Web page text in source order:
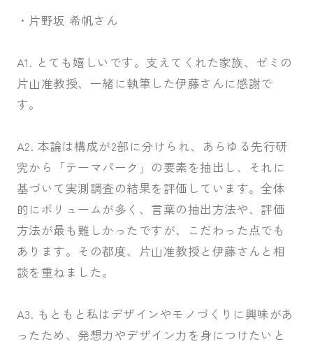
・片野坂 希帆さん
A1. とても嬉しいです。支えてくれた家族、ゼミの
片山准教授、一緒に執筆した伊藤さんに感謝で
す。
A2. 本論は構成が2部に分けられ、あらゆる先行研
究から「テーマパーク」の要素を抽出し、それに
基づいて実測調査の結果を評価しています。全体
的にボリュームが多く、言葉の抽出方法や、評価
方法が最も難しかったですが、こだわった点でも
あります。その都度、片山准教授と伊藤さんと相
談を重ねました。
A3. もともと私はデザインやモノづくりに興味があ
ったため、発想力やデザイン力を身につけたいと